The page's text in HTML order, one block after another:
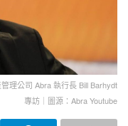
理公司 Abra 執行長 Bill Barhydt
專訪｜圖源：Abra Youtube